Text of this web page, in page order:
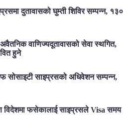
दुतावासको घुम्ती शिविर सम्पन्न, १३०
वाणिज्यदूतावासको सेवा स्थगित,
हुने
सोसाइटी साइप्रसको अधिवेशन सम्पन्न,
विदेशमा फसेकालाई साइप्रसले Visa समय